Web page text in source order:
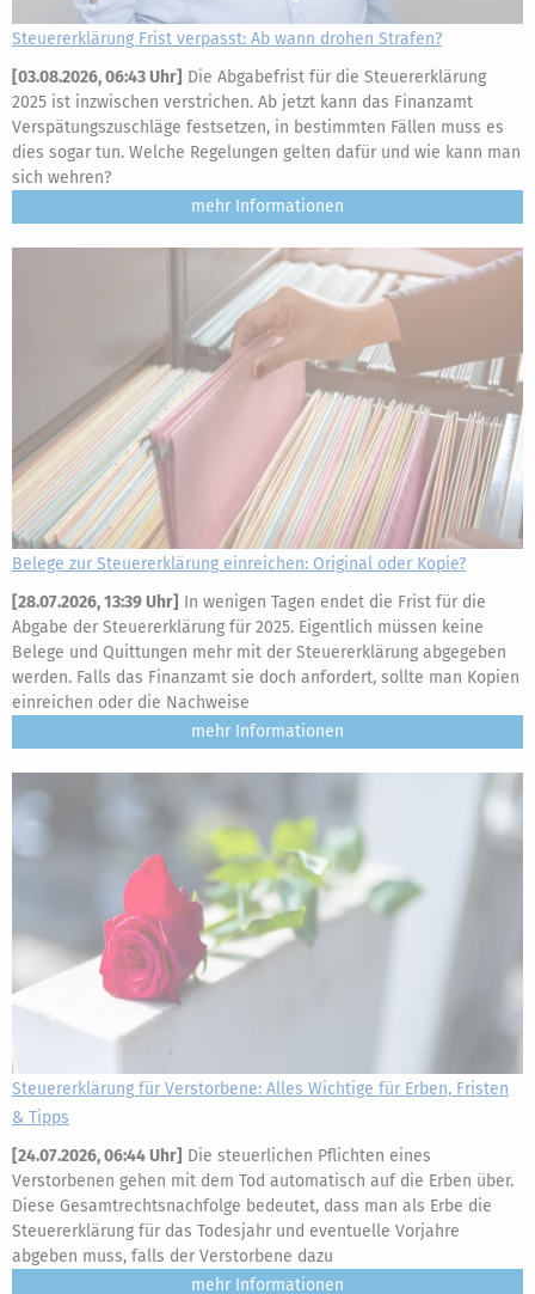
Steuererklärung Frist verpasst: Ab wann drohen Strafen?
[03.08.2026, 06:43 Uhr] Die Abgabefrist für die Steuererklärung
2025 ist inzwischen verstrichen. Ab jetzt kann das Finanzamt
Verspätungszuschläge festsetzen, in bestimmten Fällen muss es
dies sogar tun. Welche Regelungen gelten dafür und wie kann man
sich wehren?
mehr
Belege zur Steuererklärung einreichen: Original oder Kopie?
[28.07.2026, 13:39 Uhr] In wenigen Tagen endet die Frist für die
Abgabe der Steuererklärung für 2025. Eigentlich müssen keine
Belege und Quittungen mehr mit der Steuererklärung abgegeben
werden. Falls das Finanzamt sie doch anfordert, sollte man Kopien
einreichen oder die Nachweise
mehr
Steuererklärung für Verstorbene: Alles Wichtige für Erben, Fristen
& Tipps
[24.07.2026, 06:44 Uhr] Die steuerlichen Pflichten eines
Verstorbenen gehen mit dem Tod automatisch auf die Erben über.
Diese Gesamtrechtsnachfolge bedeutet, dass man als Erbe die
Steuererklärung für das Todesjahr und eventuelle Vorjahre
abgeben muss, falls der Verstorbene dazu
mehr